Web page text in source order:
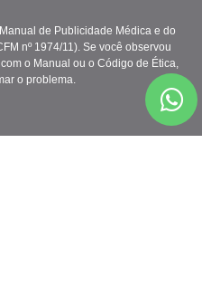
de Publicidade Médica e do
nº 1974/11). Se você observou
o Manual ou o Código de Ética,
o problema.